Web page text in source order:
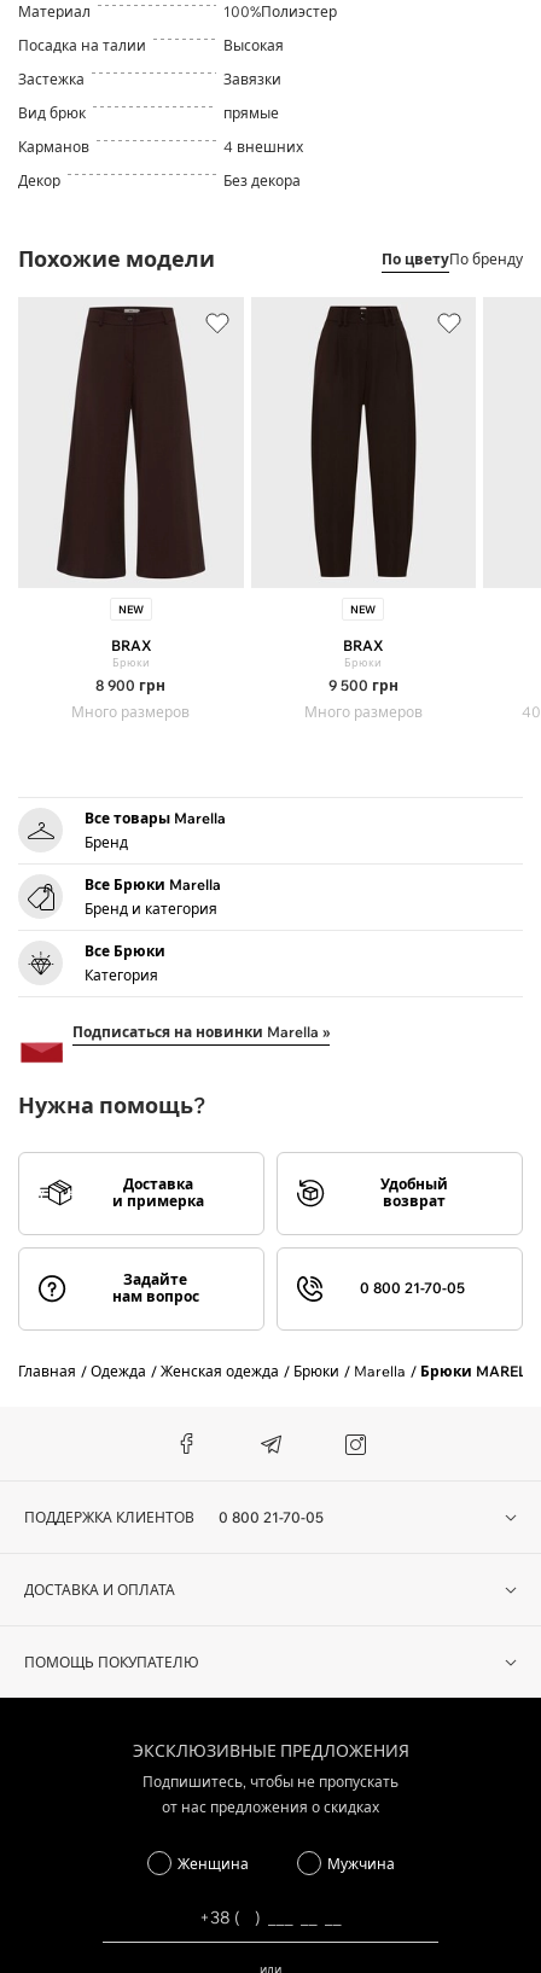
Материал
100%Полиэстер
Посадка на талии
Высокая
Застежка
Завязки
Вид брюк
прямые
Карманов
4 внешних
Декор
Без декора
Похожие модели По цветуПо бренду
NEW
BRAX
Брюки
8 900 грн
Много размеров
NEW
BRAX
Брюки
9 500 грн
Много размеров
Все товары Marella
Бренд
Все Брюки Marella
Бренд и категория
Все Брюки
Категория
Подписаться на новинки Marella »
Нужна помощь?
Доставка
и примерка
Удобный
возврат
Задайте
нам вопрос
0 800 21-70-05
Главная Одежда Женская одежда Брюки Marella Брюки
ПОДДЕРЖКА КЛИЕНТОВ 0 800 21-70-05
ДОСТАВКА И ОПЛАТА
ПОМОЩЬ ПОКУПАТЕЛЮ
ЭКСКЛЮЗИВНЫЕ ПРЕДЛОЖЕНИЯ
Подпишитесь, чтобы не пропускать
от нас предложения о скидках
Женщина Мужчина
или